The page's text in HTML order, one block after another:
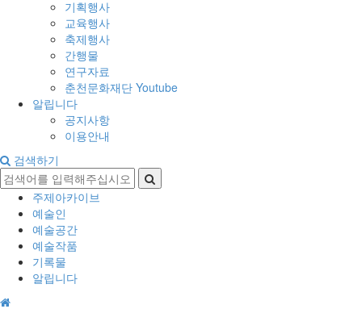
기획행사
교육행사
축제행사
간행물
연구자료
춘천문화재단 Youtube
알립니다
공지사항
이용안내
검색하기
주제아카이브
예술인
예술공간
예술작품
기록물
알립니다